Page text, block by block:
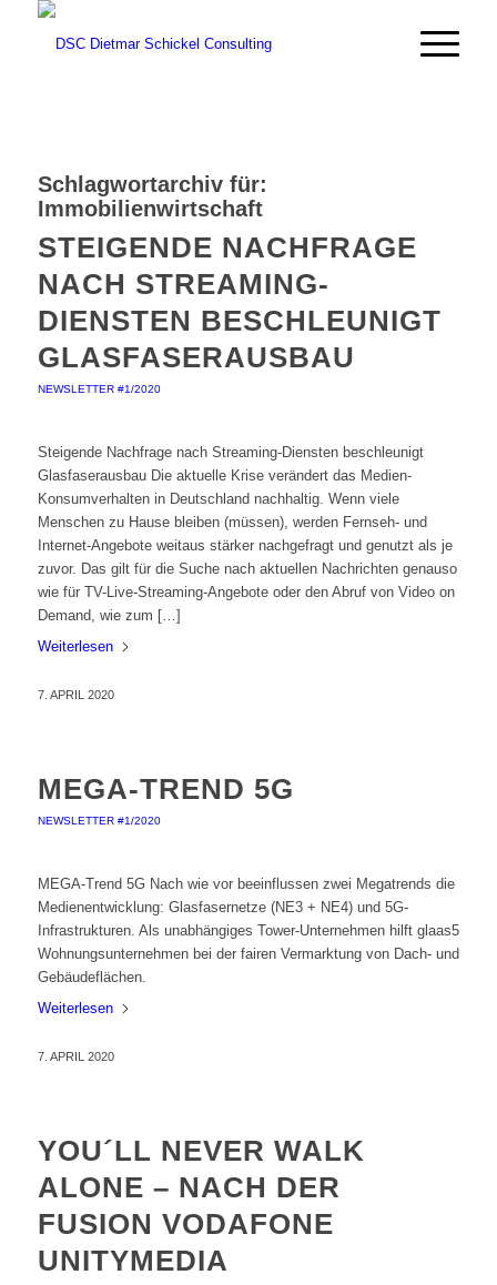
Schlagwortarchiv für:
Immobilienwirtschaft
STEIGENDE NACHFRAGE
NACH STREAMING-
DIENSTEN BESCHLEUNIGT
GLASFASERAUSBAU
NEWSLETTER #1/2020
Steigende Nachfrage nach Streaming-Diensten beschleunigt
Glasfaserausbau Die aktuelle Krise verändert das Medien-
Konsumverhalten in Deutschland nachhaltig. Wenn viele
Menschen zu Hause bleiben (müssen), werden Fernseh- und
Internet-Angebote weitaus stärker nachgefragt und genutzt als je
zuvor. Das gilt für die Suche nach aktuellen Nachrichten genauso
wie für TV-Live-Streaming-Angebote oder den Abruf von Video on
Demand, wie zum […]
Weiterlesen
7. APRIL 2020
MEGA-TREND 5G
NEWSLETTER #1/2020
MEGA-Trend 5G Nach wie vor beeinflussen zwei Megatrends die
Medienentwicklung: Glasfasernetze (NE3 + NE4) und 5G-
Infrastrukturen. Als unabhängiges Tower-Unternehmen hilft glaas5
Wohnungsunternehmen bei der fairen Vermarktung von Dach- und
Gebäudeflächen.
Weiterlesen
7. APRIL 2020
YOU´LL NEVER WALK
ALONE – NACH DER
FUSION VODAFONE
UNITYMEDIA